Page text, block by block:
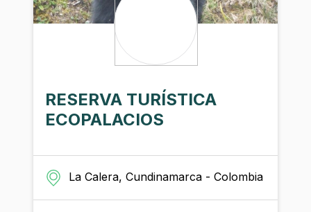
RESERVA TURÍSTICA
ECOPALACIOS
La Calera, Cundinamarca - Colombia